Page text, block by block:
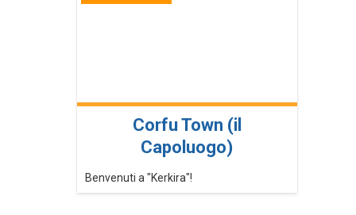
Corfu Town (il
Capoluogo)
Benvenuti a "Kerkira"!